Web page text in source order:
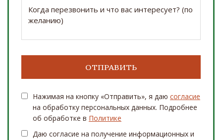
Нажимая на кнопку «Отправить», я даю согласие
на обработку персональных данных. Подробнее
об обработке в Политике
Даю согласие на получение информационных и